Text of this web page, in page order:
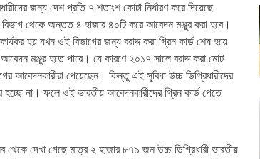
জন্য দেশ প্রতি ৭ শতাংশ কোটা নির্ধারণ করে দিয়েছে
বিভাগ থেকে অন্তত ৪ হাজার ৪০টি করে আবেদন মঞ্জুর করা হবে।
হয় যখন ওই বিভাগের জন্য বরাদ্দ করা গ্রিন কার্ড শেষ হয়ে
মঞ্জুর হতে পারে। যে কারণে ২০১৭ সালে বরাদ্দ করা মোট
আবেদনকারীরা পেয়েছেন। কিন্তু এই সুবিধা উচ্চ ডিগ্রিধারীদের
হচ্ছে না। ফলে ওই ভারতীয় আবেদনকারীদের গ্রিন কার্ড পেতে
থেকে দেখা গেছে মাত্র ২ হাজার ৮৭৯ জন উচ্চ ডিগ্রিধারী ভারতীয়